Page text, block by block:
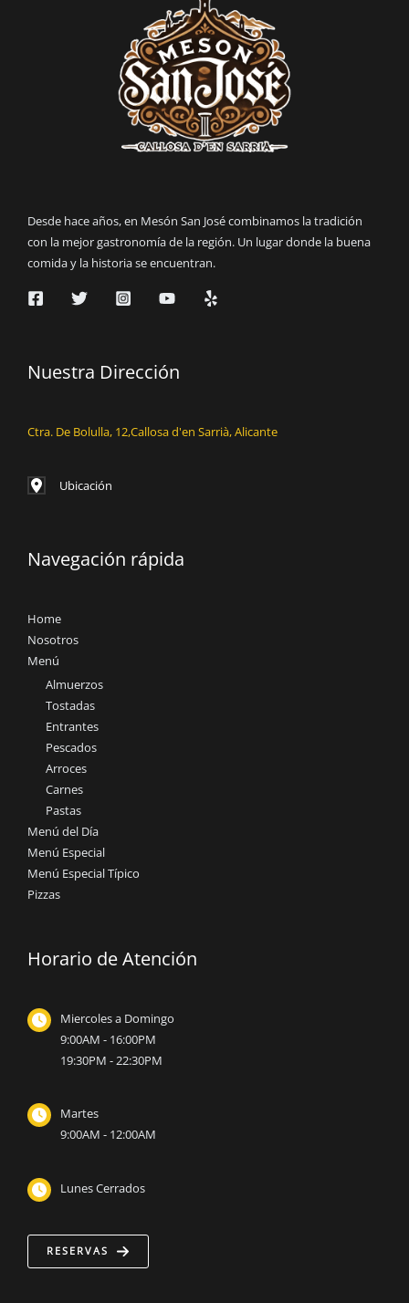
Desde hace años, en Mesón San José combinamos la tradición
con la mejor gastronomía de la región. Un lugar donde la buena
comida y la historia se encuentran.
Nuestra Dirección
Ctra. De Bolulla, 12,Callosa d'en Sarrià, Alicante
Ubicación
Navegación rápida
Home
Nosotros
Menú
Almuerzos
Tostadas
Entrantes
Pescados
Arroces
Carnes
Pastas
Menú del Día
Menú Especial
Menú Especial Típico
Pizzas
Horario de Atención
Miercoles a Domingo
9:00AM - 16:00PM
19:30PM - 22:30PM
Martes
9:00AM - 12:00AM
Lunes Cerrados
RESERVAS